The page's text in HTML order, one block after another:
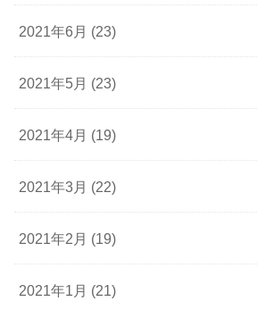
2021年6月 (23)
2021年5月 (23)
2021年4月 (19)
2021年3月 (22)
2021年2月 (19)
2021年1月 (21)